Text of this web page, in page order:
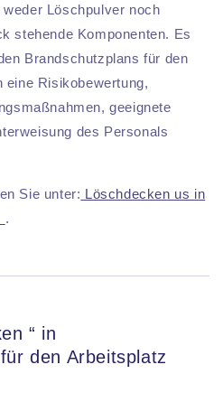
weder Löschpulver noch
stehende Komponenten. Es
Brandschutzplans für den
Risikobewertung,
geeignete
des Personals
Sie unter: Löschdecken us in
.
“ in
den Arbeitsplatz